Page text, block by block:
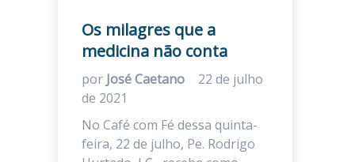
Os milagres que a
medicina não conta
por José Caetano
22 de julho
de 2021
No Café com Fé dessa quinta-
feira, 22 de julho, Pe. Rodrigo